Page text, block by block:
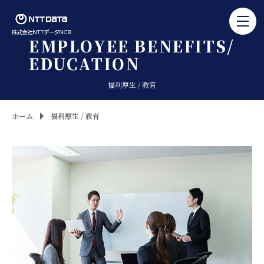
EMPLOYEE BENEFITS/
EDUCATION
福利厚生 / 教育
ホーム 福利厚生 / 教育